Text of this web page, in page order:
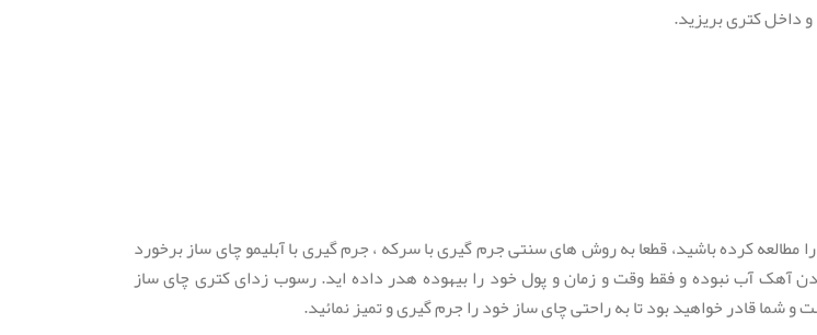
کرده باشید، قطعا به روش های سنتی جرم گیری با سرکه ، جرم گیری با آبلیمو چای ساز برخورد
آهک آب نبوده و فقط وقت و زمان و پول خود را بیهوده هدر داده اید. رسوب زدای کتری چای ساز
قادر خواهید بود تا به راحتی چای ساز خود را جرم گیری و تمیز نمائید.